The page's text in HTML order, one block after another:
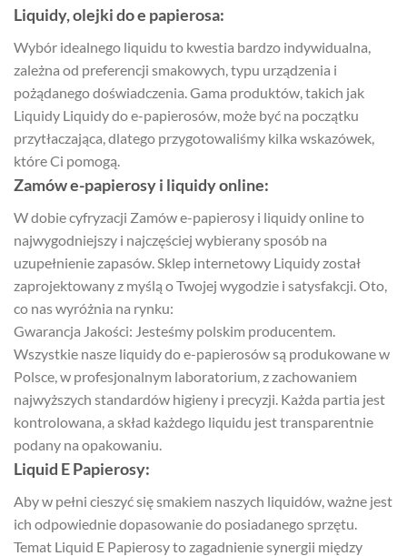
Liquidy, olejki do e papierosa:
Wybór idealnego liquidu to kwestia bardzo indywidualna,
zależna od preferencji smakowych, typu urządzenia i
pożądanego doświadczenia. Gama produktów, takich jak
Liquidy Liquidy do e-papierosów, może być na początku
przytłaczająca, dlatego przygotowaliśmy kilka wskazówek,
które Ci pomogą.
Zamów e-papierosy i liquidy online:
W dobie cyfryzacji Zamów e-papierosy i liquidy online to
najwygodniejszy i najczęściej wybierany sposób na
uzupełnienie zapasów. Sklep internetowy Liquidy został
zaprojektowany z myślą o Twojej wygodzie i satysfakcji. Oto,
co nas wyróżnia na rynku:
Gwarancja Jakości: Jesteśmy polskim producentem.
Wszystkie nasze liquidy do e-papierosów są produkowane w
Polsce, w profesjonalnym laboratorium, z zachowaniem
najwyższych standardów higieny i precyzji. Każda partia jest
kontrolowana, a skład każdego liquidu jest transparentnie
podany na opakowaniu.
Liquid E Papierosy:
Aby w pełni cieszyć się smakiem naszych liquidów, ważne jest
ich odpowiednie dopasowanie do posiadanego sprzętu.
Temat Liquid E Papierosy to zagadnienie synergii między